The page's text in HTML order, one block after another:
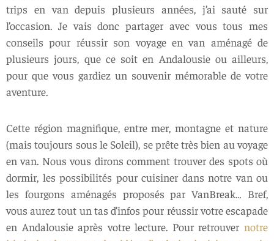
trips en van depuis plusieurs années, j’ai sauté sur
l’occasion. Je vais donc partager avec vous tous mes
conseils pour réussir son voyage en van aménagé de
plusieurs jours, que ce soit en Andalousie ou ailleurs,
pour que vous gardiez un souvenir mémorable de votre
aventure.
Cette région magnifique, entre mer, montagne et nature
(mais toujours sous le Soleil), se prête très bien au voyage
en van. Nous vous dirons comment trouver des spots où
dormir, les possibilités pour cuisiner dans notre van ou
les fourgons aménagés proposés par VanBreak… Bref,
vous aurez tout un tas d’infos pour réussir votre escapade
en Andalousie après votre lecture. Pour retrouver notre